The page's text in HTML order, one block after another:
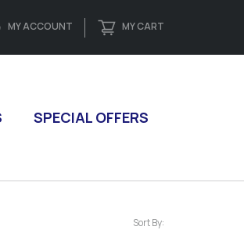
MY ACCOUNT MY CART
SPECIAL OFFERS
Sort By: